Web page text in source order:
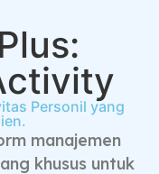
Personil yang
manajemen
khusus untuk